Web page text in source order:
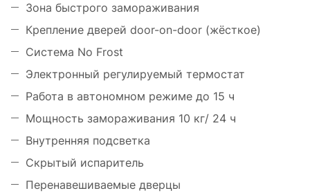
Зона быстрого замораживания
Крепление дверей door-on-door (жёсткое)
Система No Frost
Электронный регулируемый термостат
Работа в автономном режиме до 15 ч
Мощность замораживания 10 кг/ 24 ч
Внутренняя подсветка
Скрытый испаритель
Перенавешиваемые дверцы